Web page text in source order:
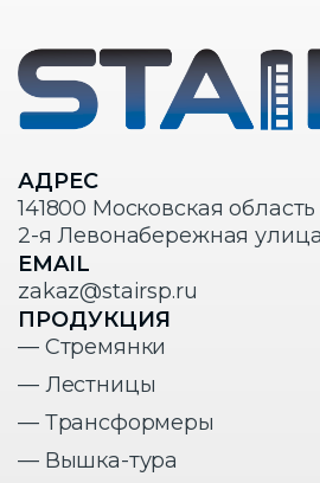
АДРЕС
141800 Московская
2-я Левонабережная
EMAIL
zakaz@stairsp.ru
ПРОДУКЦИЯ
— Стремянки
— Лестницы
— Трансформеры
— Вышка-тура